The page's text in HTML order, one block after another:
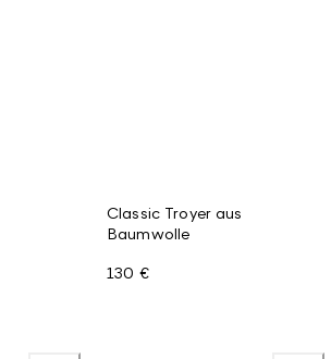
Classic Troyer aus
Baumwolle
130 €